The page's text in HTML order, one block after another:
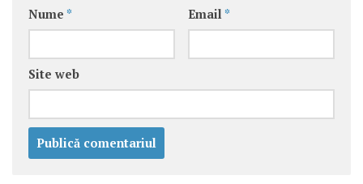
Nume * Email *
Site web